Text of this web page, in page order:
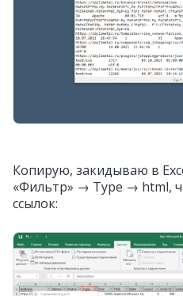
Копирую, закидываю в
«Фильтр» → Type → html,
ссылок: